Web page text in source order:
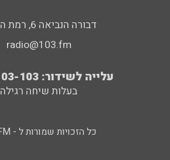
דבורה הנביאה 6, רמת השרון
radio@103.fm
עלייה לשידור: 0552-103-103
בעלות שיחה רגילה
כל הזכויות שמורות ל - 103FM